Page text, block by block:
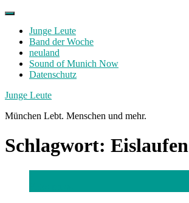
Skip
contentJunge Leute
Band der Woche
neuland
Sound of Munich Now
Datenschutz
Facebook
Twitter
Instagram
Junge Leute
München Lebt. Menschen und mehr.
Schlagwort: Eislaufen